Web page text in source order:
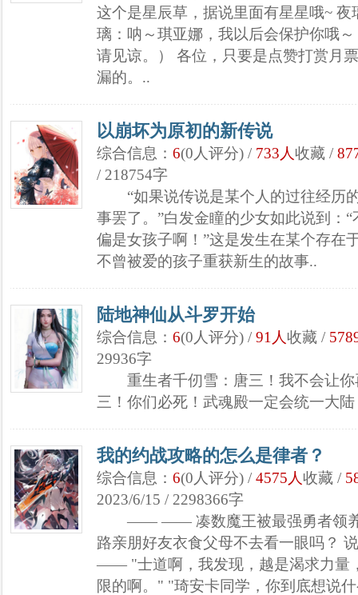
这个是星辰草，据说里面有星星哦~
璃：呐～琪亚娜，我以后会保护你哦
请见谅。） 各位，只要是点赞打赏月
漏的。..
以崩坏为原初的新传说
综合信息： 6(0人评分) / 733人收藏 /
/ 218754字
“如果说传说是某个人的过往经历
事罢了。”白发金瞳的少女如此说到：
偏是女孩子啊！”这是发生在某个存在
不曾被爱的孩子重获新生的故事..
陆地神仙从斗罗开始
综合信息： 6(0人评分) / 91人收藏 /
29936字
重生者千仞雪：唐三！我不会让你
三！你们必死！武魂殿一定会统一大陆
我的约战攻略的怎么是律者？
综合信息： 6(0人评分) / 4575人收藏 /
2023/6/15 / 2298366字
—— —— 凑数魔王被最强勇者领养
路亲朋好友衣食父母不去看一眼吗？
—— "士道啊，我发现，越是渴求力量
限的啊。" "琦安卡同学，你到底想说